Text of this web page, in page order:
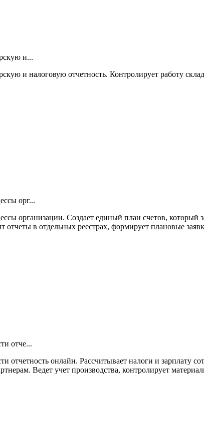
и...
и налоговую отчетность. Контролирует работу
орг...
организации. Создает единый план счетов, который
в отдельных реестрах, формирует плановые
отче...
отчетность онлайн. Рассчитывает налоги и зарплату
Ведет учет производства, контролирует